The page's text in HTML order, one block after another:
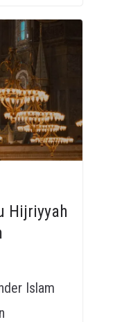
Hijriyyah
Islam